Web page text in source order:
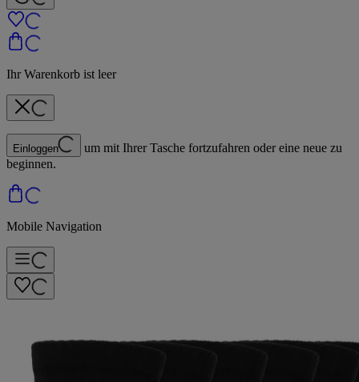
Ihr Warenkorb ist leer
Einloggen
um mit Ihrer Tasche fortzufahren oder eine neue zu
beginnen.
Mobile Navigation